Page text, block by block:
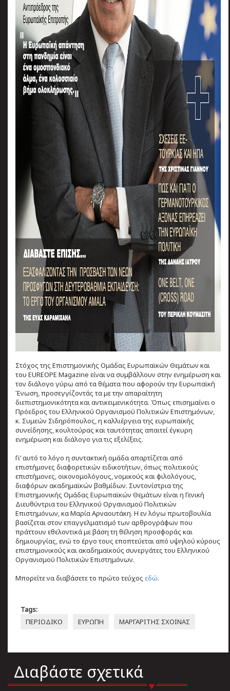
Στόχος της Επιστημονικής Ομάδας Ευρωπαϊκών Θεμάτων και
του EUREOPE Magazine είναι να συμβάλλουν στην ενημέρωση και
τον διάλογο γύρω από τα θέματα που αφορούν την Ευρωπαϊκή
Ένωση, προσεγγίζοντάς τα με την απαραίτητη
διεπιστημονικότητα και αντικειμενικότητα. Όπως επισημαίνει ο
Πρόεδρος του Ελληνικού Οργανισμού Πολιτικών Επιστημόνων,
κ. Συμεών Σιδηρόπουλος, η καλλιέργεια της ευρωπαϊκής
συνείδησης, κουλτούρας και ταυτότητας απαιτεί έγκυρη
ενημέρωση και διάλογο για τις εξελίξεις.
Γι’ αυτό το λόγο η συντακτική ομάδα απαρτίζεται από
επιστήμονες διαφορετικών ειδικοτήτων, όπως πολιτικούς
επιστήμονες, οικονομολόγους, νομικούς και φιλολόγους,
διαφόρων ακαδημαϊκών βαθμίδων. Συντονίστρια της
Επιστημονικής Ομάδας Ευρωπαϊκών Θεμάτων είναι η Γενική
Διευθύντρια του Ελληνικού Οργανισμού Πολιτικών
Επιστημόνων, κα Μαρία Αρναουτάκη. Η εν λόγω πρωτοβουλία
βασίζεται στον επαγγελματισμό των αρθρογράφων που
πράττουν εθελοντικά με βάση τη θέληση προσφοράς και
δημιουργίας, ενώ το έργο τους εποπτεύεται από υψηλού κύρους
επιστημονικούς και ακαδημαϊκούς συνεργάτες του Ελληνικού
Οργανισμού Πολιτικών Επιστημόνων.
Μπορείτε να διαβάσετε το πρώτο τεύχος εδώ.
Tags:
ΠΕΡΙΟΔΙΚΟ
ΕΥΡΩΠΗ ΜΑΡΓΑΡΙΤΗΣ ΣΧΟΙΝΑΣ
Διαβάστε σχετικά